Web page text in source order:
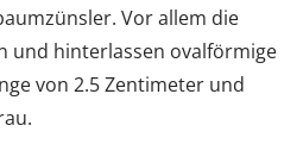
Vor allem die
und hinterlassen ovalförmige
von 2.5 Zentimeter und